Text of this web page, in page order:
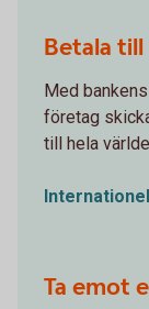
Betala
Med
företag
till hela
Ta emot